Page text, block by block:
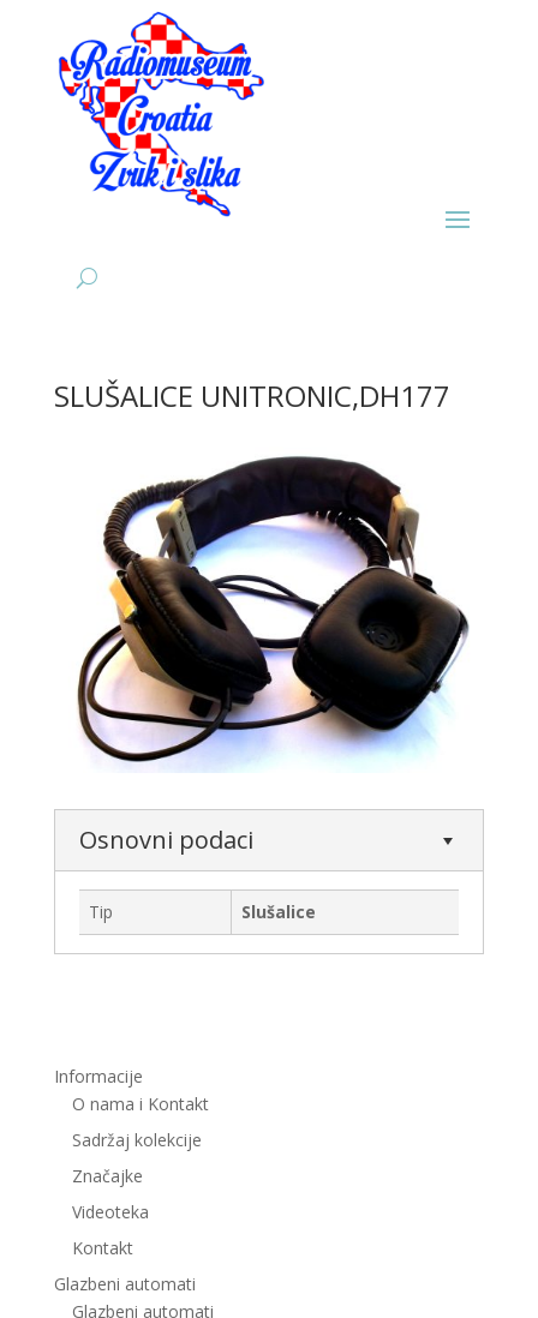
SLUŠALICE UNITRONIC,DH177
Osnovni podaci
Tip Slušalice
Informacije
O nama i Kontakt
Sadržaj kolekcije
Značajke
Videoteka
Kontakt
Glazbeni automati
Glazbeni automati